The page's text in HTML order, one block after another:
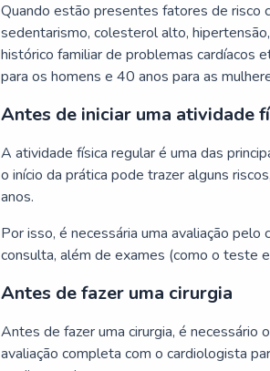
Quando estão presentes fatores de risco
sedentarismo, colesterol alto,
histórico familiar de problemas cardíacos
para os homens e 40 anos para as
Antes de iniciar uma atividade
A atividade física regular é uma das
o início da prática pode trazer alguns
anos.
Por isso, é necessária uma avaliação
consulta, além de exames (como o teste
Antes de fazer uma cirurgia
Antes de fazer uma cirurgia, é necessário
avaliação completa com o cardiologista